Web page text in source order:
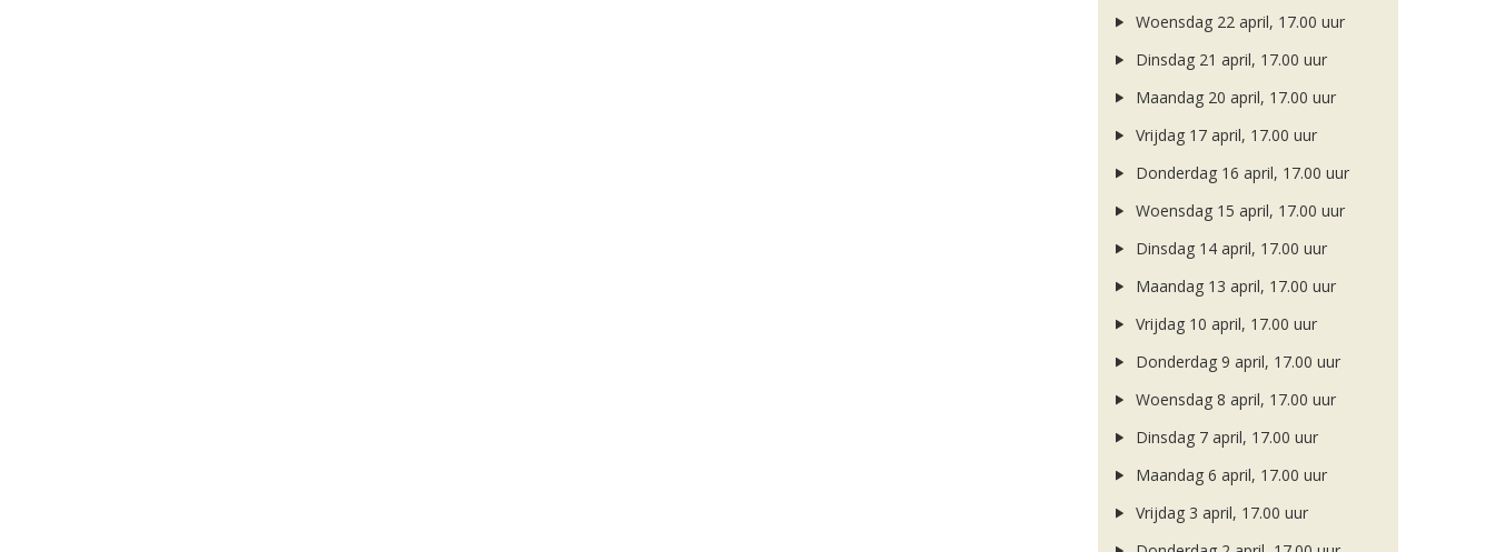
Woensdag 22 april, 17.00 uur
Dinsdag 21 april, 17.00 uur
Maandag 20 april, 17.00 uur
Vrijdag 17 april, 17.00 uur
Donderdag 16 april, 17.00 uur
Woensdag 15 april, 17.00 uur
Dinsdag 14 april, 17.00 uur
Maandag 13 april, 17.00 uur
Vrijdag 10 april, 17.00 uur
Donderdag 9 april, 17.00 uur
Woensdag 8 april, 17.00 uur
Dinsdag 7 april, 17.00 uur
Maandag 6 april, 17.00 uur
Vrijdag 3 april, 17.00 uur